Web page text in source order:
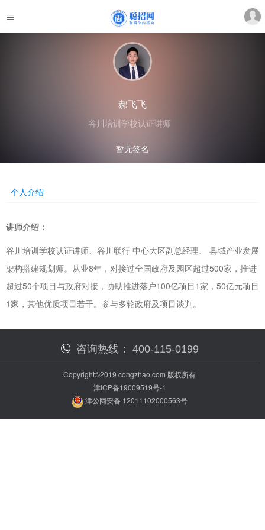
郝飞飞
谷川培训学校认证讲师
暂无签名
个人介绍
讲师介绍：
谷川培训学校认证讲师、谷川联行 中心大区副总经理、 县域产业发展
架构搭建规划师。从业8年，对接过全国政府及园区超过500家，推进
超过50个项目与政府对接，协助推进落户100亿项目1家，50亿元项目
1家，其他优质项目若干。参与多轮政府及项目谈判。
咨询热线： 400-115-0199
Copyright©2019 congzhao.com 版权所有
津ICP备19009519号-1
津公网安备 12011102000563号